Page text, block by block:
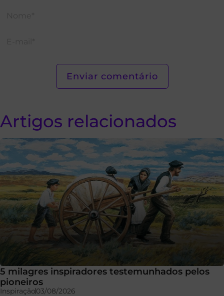
Artigos relacionados
5 milagres inspiradores testemunhados pelos
pioneiros
Inspiração03/08/2026